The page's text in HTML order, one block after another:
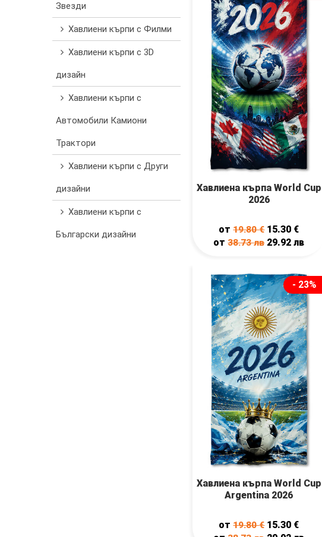
Звезди
Хавлиени кърпи с Филми
Хавлиени кърпи с 3D
дизайн
Хавлиени кърпи с
Автомобили Камиони
Трактори
Хавлиени кърпи с Други
дизайни
Хавлиени кърпи с
Български дизайни
Хавлиена кърпа World Cup
2026
от19.80€ 15.30 €
от38.73лв 29.92лв
- 23%
Хавлиена кърпа World Cup
Аrgentina 2026
от19.80€ 15.30 €